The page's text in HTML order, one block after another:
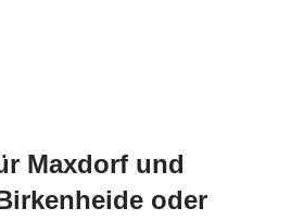
Maxdorf und
oder